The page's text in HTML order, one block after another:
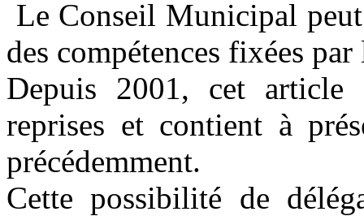
Le Conseil Municipal
des compétences fixées
Depuis 2001, cet
reprises et contient à
précédemment.
Cette possibilité de